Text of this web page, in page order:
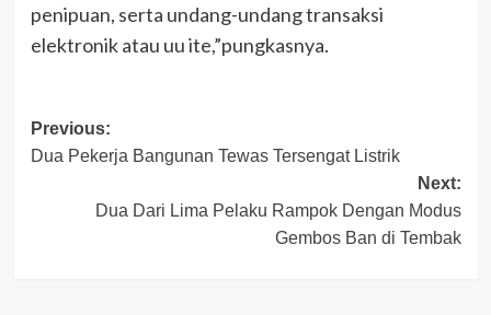
penipuan, serta undang-undang transaksi
elektronik atau uu ite,”pungkasnya.
Post
navigation
Previous:
Dua Pekerja Bangunan Tewas Tersengat Listrik
Next:
Dua Dari Lima Pelaku Rampok Dengan Modus
Gembos Ban di Tembak